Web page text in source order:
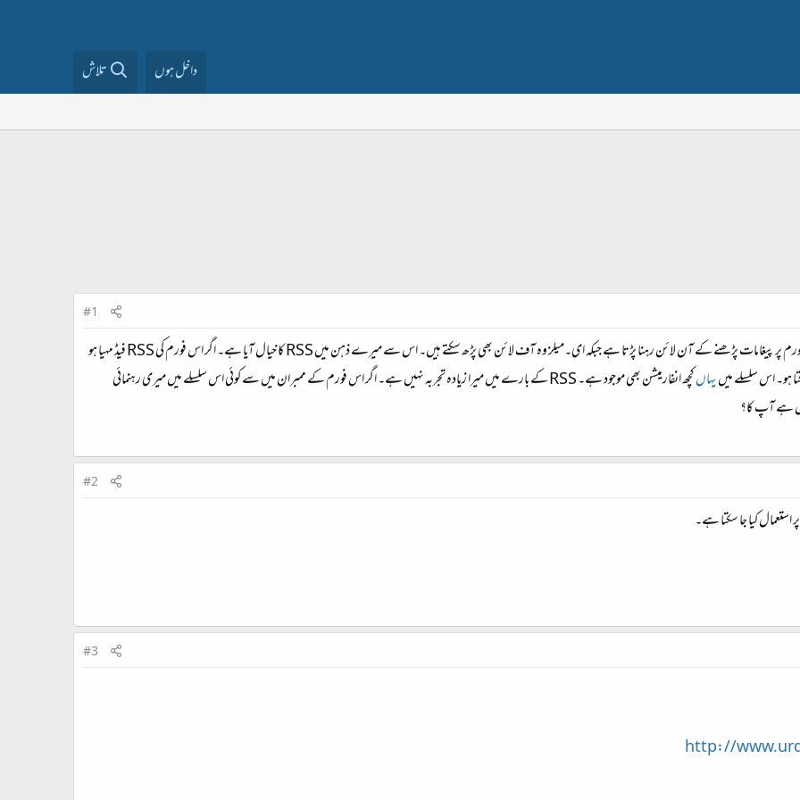
داخل ہوں تلاش
#1
اعجاز اختر صاحب نے شکوہ کیا ہے کہ انہیں اس فورم پر پیغامات پڑھنے کے آن لائن رہنا پڑتا ہے جبکہ ای۔میلز وہ آف لائن بھی پڑھ سکتے ہیں۔ اس سے میرے ذہن میں RSS کا خیال آیا ہے۔ اگر اس فورم کی RSS فیڈ مہیا ہو
ہو۔ اس سلسلے میںیہاں
کچھ انفارمیشن بھی موجود ہے۔ RSS کے بارے میں میرا زیادہ تجربہ نہیں ہے۔ اگر اس فورم کے ممبران میں سے کوئی اس سلسلے میں میری رہنمائی
ہے آپ کا؟
#2
استعمال کیا جا سکتا ہے۔
#3
http://